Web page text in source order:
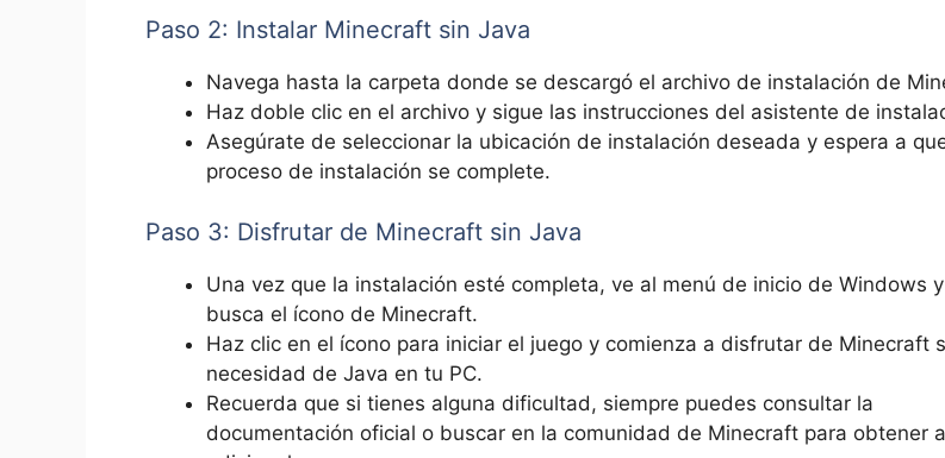
Paso 2: Instalar Minecraft sin Java
Navega hasta la carpeta donde se descargó el archivo de‌ instalación de
Haz doble clic en el archivo y sigue las instrucciones⁣ del asistente de
Asegúrate⁢ de seleccionar la ubicación de instalación deseada y espera a​
proceso de ‌instalación se complete.
Paso 3: Disfrutar de Minecraft sin Java
Una vez que la instalación ‍esté completa, ve al menú de inicio de Windows y
busca el ícono de ⁤Minecraft.
Haz clic⁣ en el ícono para iniciar el juego y comienza a disfrutar de Minecraft
necesidad de Java en tu PC.
Recuerda que si tienes alguna dificultad, siempre puedes consultar⁤ la
documentación oficial o buscar en la comunidad de⁣ Minecraft para obtener⁣